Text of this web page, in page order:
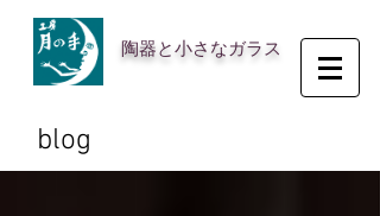
陶器と小さなガラス
blog